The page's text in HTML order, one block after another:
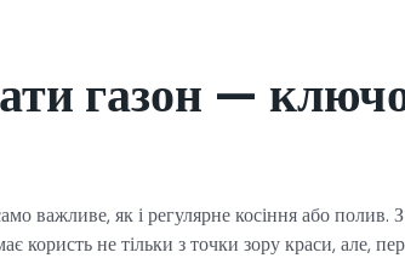
газон —
важливе, як і регулярне косіння або полив.
користь не тільки з точки зору краси, але,